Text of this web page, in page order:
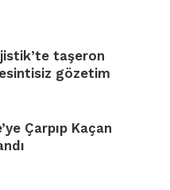
taşeron
gözetim
Çarpıp Kaçan